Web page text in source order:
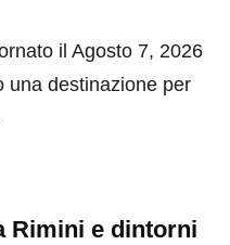
il Agosto 7, 2026
una destinazione per
Rimini e dintorni